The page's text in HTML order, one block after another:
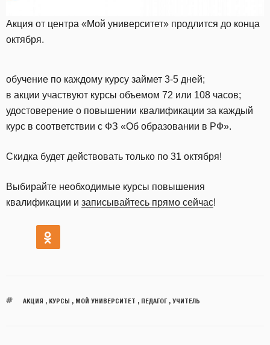
Акция от центра «Мой университет» продлится до конца
октября.
обучение по каждому курсу займет 3-5 дней;
в акции участвуют курсы объемом 72 или 108 часов;
удостоверение о повышении квалификации за каждый
курс в соответствии с ФЗ «Об образовании в РФ».
Скидка будет действовать только по 31 октября!
Выбирайте необходимые курсы повышения
квалификации и записывайтесь прямо сейчас!
АКЦИЯ , КУРСЫ , МОЙ УНИВЕРСИТЕТ , ПЕДАГОГ, УЧИТЕЛЬ